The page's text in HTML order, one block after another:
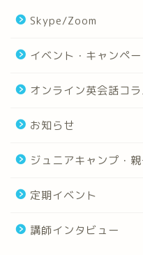
Skype/Zoom
イベント・キャンペー
オンライン英会話コラ
お知らせ
ジュニアキャンプ・
定期イベント
講師インタビュー